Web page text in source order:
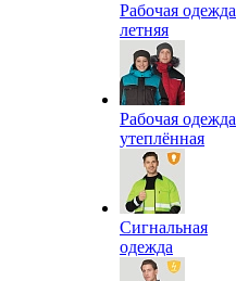
Рабочая одежда
летняя
Рабочая одежда
утеплённая
Сигнальная
одежда